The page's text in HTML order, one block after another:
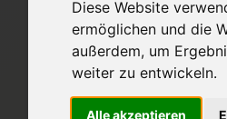
Diese Website
ermöglichen und die
außerdem, um
weiter zu entwickeln.
Alle akzeptieren